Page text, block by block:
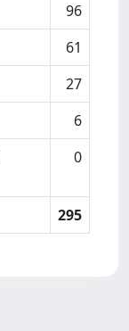
96
61
27
6
0
295